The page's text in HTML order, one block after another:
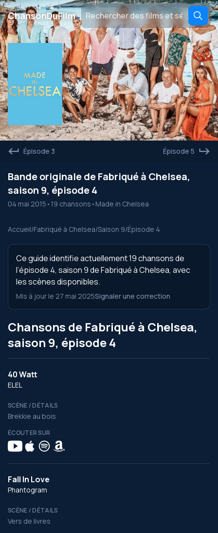
ChansonDuFilm․
Épisode 3 Épisode 5
Bande originale de Fabriqué à Chelsea,
saison 9, épisode 4
04 mai 2015 • 19 chansons • Made in Chelsea
Accueil/Fabriqué à Chelsea/Saison 9/Épisode 4
Ce guide identifie actuellement 19 chansons de
l’épisode 4, saison 9 de Fabriqué à Chelsea, avec
les scènes disponibles.
Mis à jour le 27 mai 2025Signaler une correction
Chansons de Fabriqué à Chelsea,
saison 9, épisode 4
40 Watt
ELEL
SCÈNE / DÉTAILS
Brekkie au bois
ÉCOUTER SUR
Fall In Love
Phantogram
SCÈNE / DÉTAILS
Vers de livres